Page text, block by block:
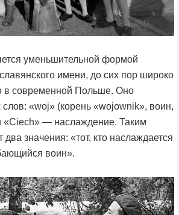
уменьшительной формой
имени, до сих пор широко
в современной Польше. Оно
слов: «woj» (корень «wojownik», воин,
«Ciech» — наслаждение. Таким
значения: «тот, кто наслаждается
воин».